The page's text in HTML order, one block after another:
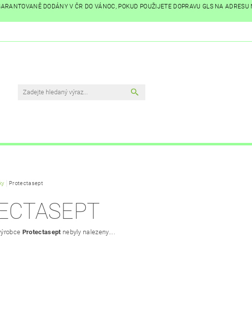
DODÁNY V ČR DO VÁNOC, POKUD POUŽIJETE DOPRAVU GLS NA ADRESU
Protectasept
Protectasept nebyly nalezeny....